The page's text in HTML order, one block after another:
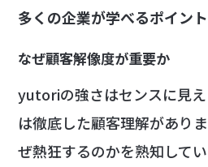
多くの企業が学べるポイント
なぜ顧客解像度が重要か
yutoriの強さはセンスに見
は徹底した顧客理解があり
ぜ熱狂するのかを熟知して